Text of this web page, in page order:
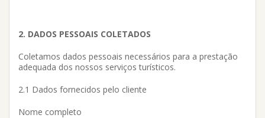
2. DADOS PESSOAIS COLETADOS
Coletamos dados pessoais necessários para a prestação
adequada dos nossos serviços turísticos.
2.1 Dados fornecidos pelo cliente
Nome completo